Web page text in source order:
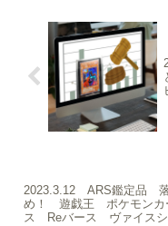
2023.3.12 ARS鑑定品 落
め！ 遊戯王 ポケモンカ
ス Reバース ヴァイス